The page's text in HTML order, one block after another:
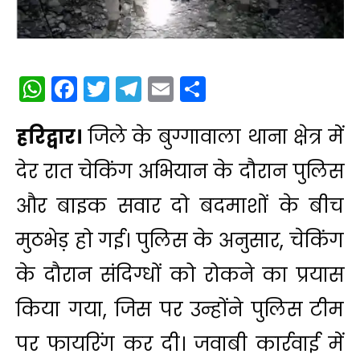
WhatsApp
Facebook
Twitter
Telegram
Email
हरिद्वार। जिले के बुग्गावाला थाना क्षेत्र में
देर रात चेकिंग अभियान के दौरान पुलिस
और बाइक सवार दो बदमाशों के बीच
मुठभेड़ हो गई। पुलिस के अनुसार, चेकिंग
के दौरान संदिग्धों को रोकने का प्रयास
किया गया, जिस पर उन्होंने पुलिस टीम
पर फायरिंग कर दी। जवाबी कार्रवाई में